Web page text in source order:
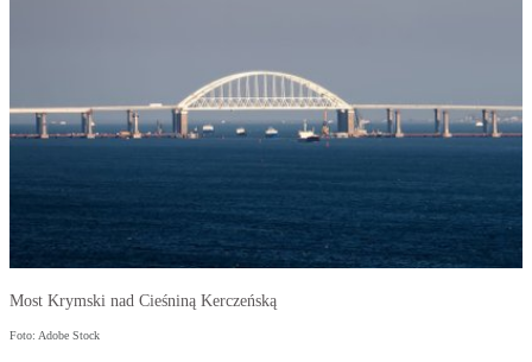
Most Krymski nad Cieśniną Kerczeńską
Foto: Adobe Stock